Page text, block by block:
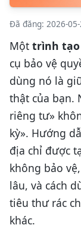
Đã đăng: 2026-
Mộttrình tạo
cụ bảo vệ
dùng nó là
thật của bạn.
riêng tư»
kỳ». Hướng
địa chỉ được
không bảo
lâu, và cách
tiêu thư rác
khác.